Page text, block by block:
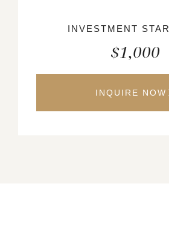
INVESTMENT
$1,000
INQUIRE NOW